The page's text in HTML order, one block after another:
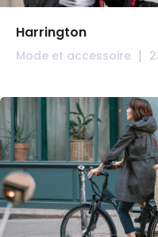
Harrington
Mode et accessoire